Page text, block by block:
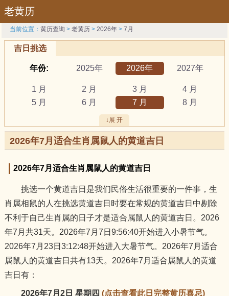
老黄历
当前位置：黄历查询 >老黄历 >2026年 >7月
吉日挑选
年份: 2025年 2026年 2027年
1 月 2 月 3 月
4 月
5 月
6 月 7 月
8 月
吉日: 安葬 出行
祭祀
结婚 开工
开市
订婚
破土 搬新家
牛
羊
猴 鸡
狗
猪
↓展 开
2026年7月适合生肖属鼠人的黄道吉日
2026年7月适合生肖属鼠人的黄道吉日
挑选一个黄道吉日是我们民俗生活很重要的一件事，生
肖属相鼠的人在挑选黄道吉日时要在常规的黄道吉日中剔除
不利于自己生肖属的日子才是适合属鼠人的黄道吉日。2026
年7月共31天。2026年7月7日9:56:40开始进入小暑节气。
2026年7月23日3:12:48开始进入大暑节气。2026年7月适合
属鼠人的黄道吉日共有13天。2026年7月适合属鼠人的黄道
吉日有：
2026年7月2日 星期四 (点击查看此日完整黄历喜忌)